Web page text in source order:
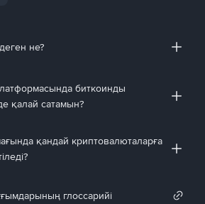
не?
биткоинды
қалай сатамын?
қандай криптовалюталарға
глоссарийі